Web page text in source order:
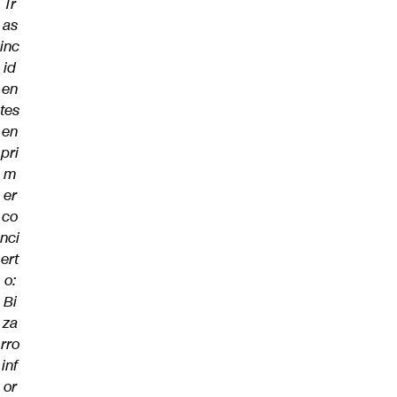
as
inc
id
en
tes
en
pri
m
er
co
nci
ert
o:
Bi
za
rro
inf
or